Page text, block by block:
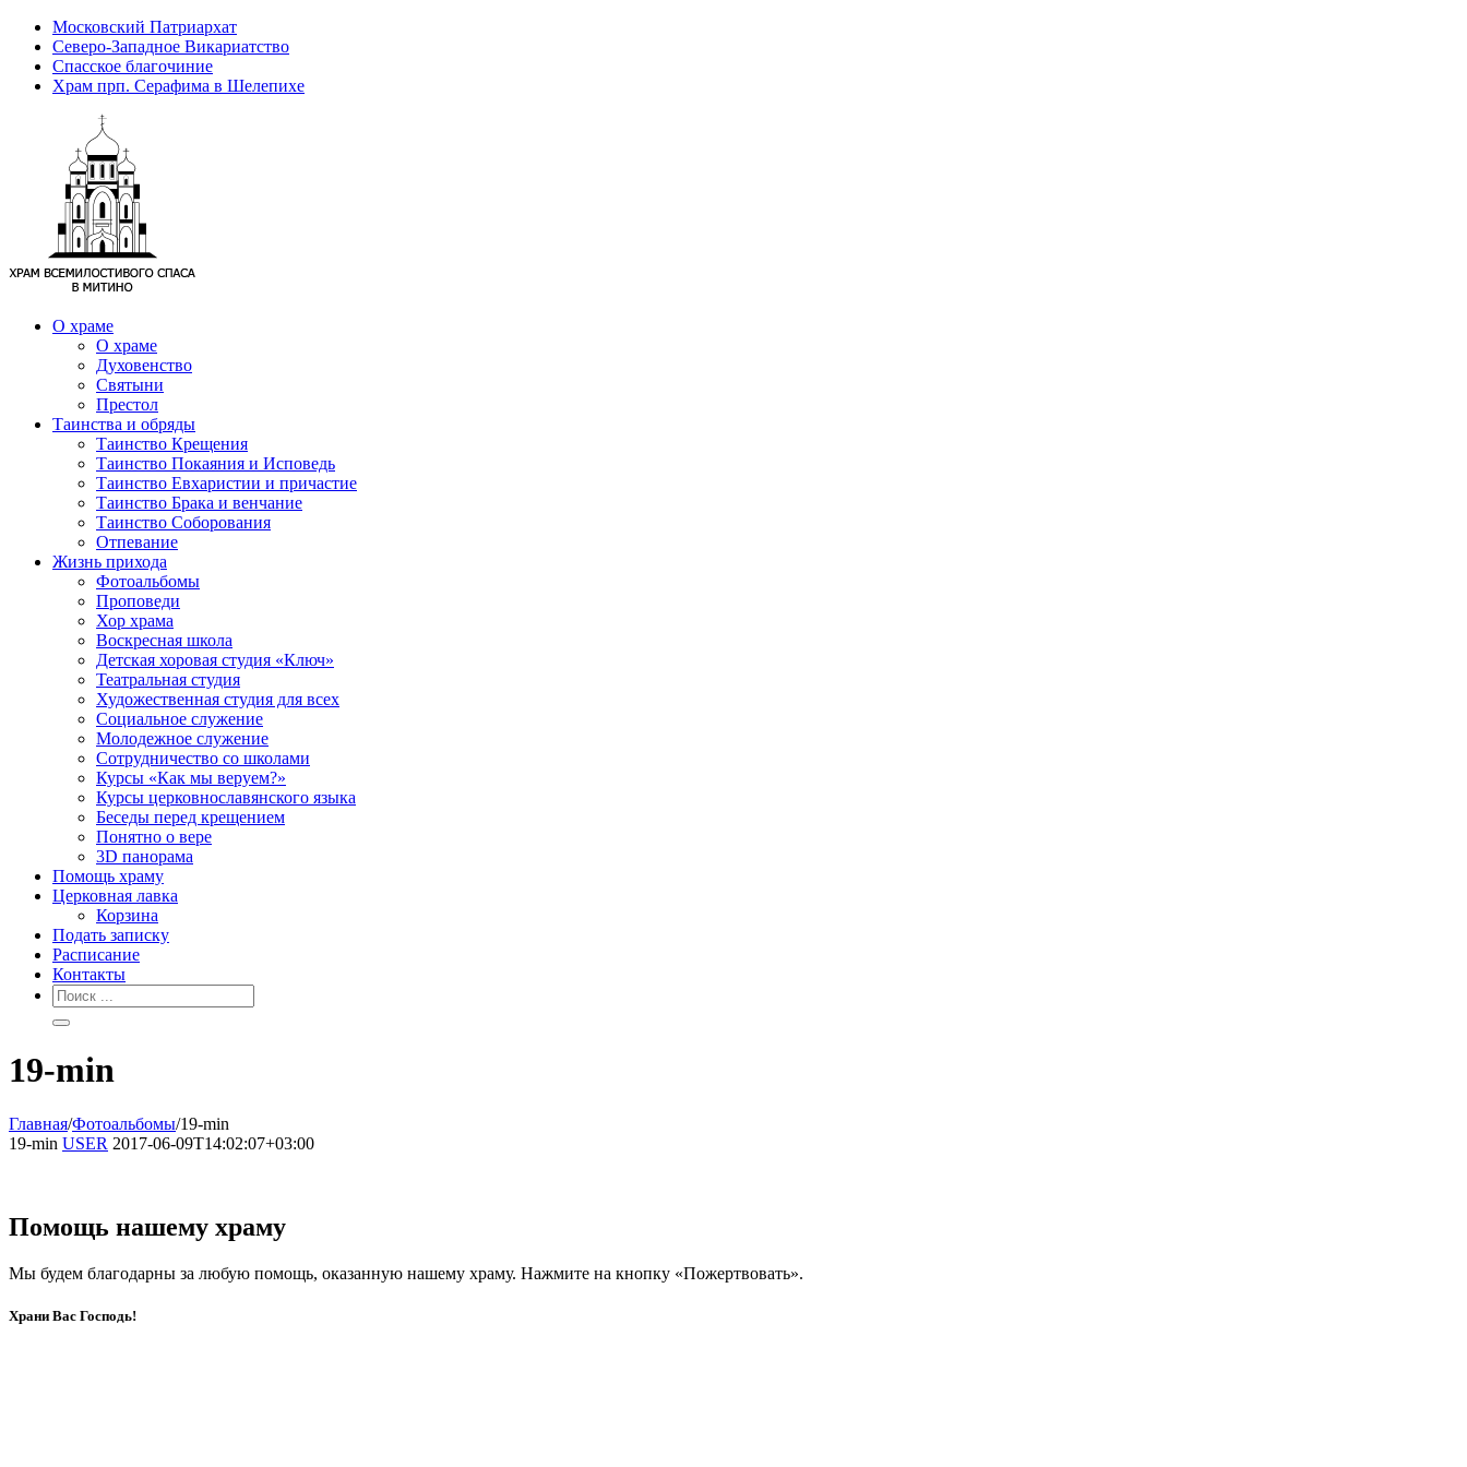
Московский Патриархат
Северо-Западное Викариатство
Спасское благочиние
Храм прп. Серафима в Шелепихе
О храме
О храме
Духовенство
Святыни
Престол
Таинства и обряды
Таинство Крещения
Таинство Покаяния и Исповедь
Таинство Евхаристии и причастие
Таинство Брака и венчание
Таинство Соборования
Отпевание
Жизнь прихода
Фотоальбомы
Проповеди
Хор храма
Воскресная школа
Детская хоровая студия «Ключ»
Театральная студия
Х​удожественная студия для всех
Социальное служение
Молодежное служение
Сотрудничество со школами
Курсы «Как мы веруем?»
Курсы церковнославянского языка
Беседы перед крещением
Понятно о вере
3D панорама
Помощь храму
Церковная лавка
Корзина
Подать записку
Расписание
Контакты
19-min
Главная/Фотоальбомы/19-min
19-min USER 2017-06-09T14:02:07+03:00
Помощь нашему храму
Мы будем благодарны за любую помощь, оказанную нашему храму. Нажмите на кнопку «Пожертвовать».
Храни Вас Господь!